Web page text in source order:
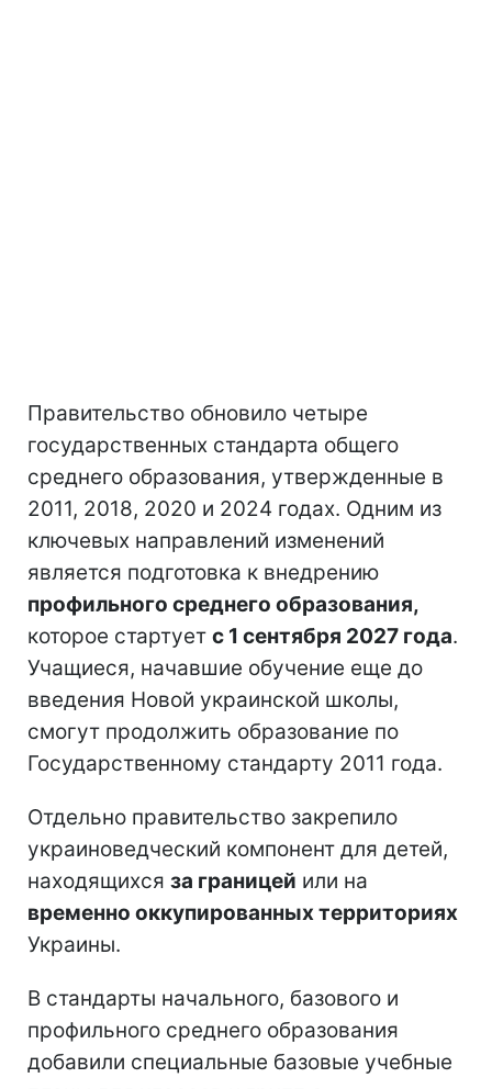
Правительство обновило четыре
государственных стандарта общего
среднего образования, утвержденные в
2011, 2018, 2020 и 2024 годах. Одним из
ключевых направлений изменений
является подготовка к внедрению
профильного среднего образования,
которое стартует с 1 сентября 2027 года.
Учащиеся, начавшие обучение еще до
введения Новой украинской школы,
смогут продолжить образование по
Государственному стандарту 2011 года.
Отдельно правительство закрепило
украиноведческий компонент для детей,
находящихся за границей или на
временно оккупированных территориях
Украины.
В стандарты начального, базового и
профильного среднего образования
добавили специальные базовые учебные